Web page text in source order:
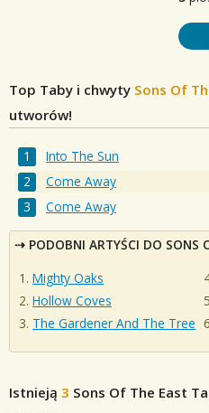
Top Taby i chwyty Sons Of
utworów!
Into The Sun
Come Away
Come Away
PODOBNI ARTYŚCI DO SONS
Mighty Oaks
Hollow Coves
The Gardener And The Tree
Istnieją 3 Sons Of The East